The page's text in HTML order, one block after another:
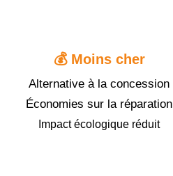
💰 Moins cher
Alternative à la concession
Économies sur la réparation
Impact écologique réduit